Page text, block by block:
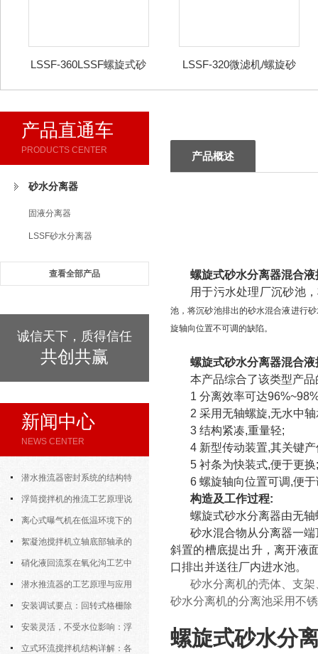
LSSF-360LSSF螺旋式砂
LSSF-320微滤机/螺旋砂
产品直通车
PRODUCTS CENTER
砂水分离器
固液分离器
LSSF砂水分离器
查看全部产品
诚信天下，质得信任
共创共赢
新闻中心
NEWS CENTER
潜水推流器密封系统的结构特
点与渗漏故障处理
浮筒搅拌机的推流工艺原理说
明 离心式曝气机在低温环境下的
运行特性与防冻措施
絮凝池搅拌机立轴底部轴承的
密封防水与免维护设计
硝化液回流泵在氧化沟工艺中
的布置位置对回流效果的影响
潜水推流器的工艺原理与应用
逻辑安装调试要点：回转式格栅除
污机的土建配合要求与水平度校准
安装灵活，不受水位影响：浮
筒式曝气机的结构优势与适用场景
立式环流搅拌机结构详解：各
产品概述
螺旋式砂水分离器混合液
用于污水处理厂沉砂池
池，将沉砂池排出的砂水混合液进行
旋轴向位置不可调的缺陷。
螺旋式砂水分离器混合液
本产品综合了该类型产
1 分离效率可达
2 采用无轴螺旋,无水中
3 结构紧凑,重量轻;
4 新型传动装置,其关键
5 衬条为快装式,便于更换;
6 螺旋轴向位置可调,便
构造及工作过程:
螺旋式砂水分离器由无
砂水混合物从分离器一
斜置的槽底提出升，离开液
口排出并送往厂内进水池。
砂水分离机的壳体、支
砂水分离机的分离池采用不
螺旋式砂水分